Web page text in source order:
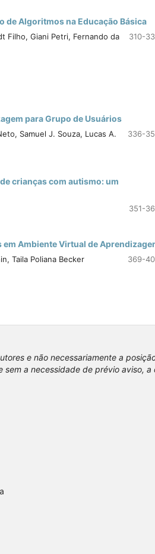
de Algoritmos na Educação Básica
Filho, Giani Petri, Fernando da
310-
para Grupo de Usuários
Samuel J. Souza, Lucas A.
336-
crianças com autismo: um
351-
Ambiente Virtual de
Taila Poliana Becker 369-
e não necessariamente a
a necessidade de prévio aviso,